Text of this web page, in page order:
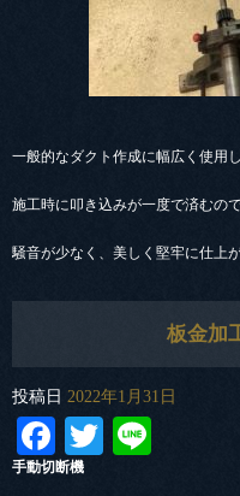
一般的なダクト作成に幅広く使用し
施工時に叩き込みが一度で済むの
騒音が少なく、美しく堅牢に仕上が
板金加
投稿日 2022年1月31日
Facebook
Twitter
手動切断機